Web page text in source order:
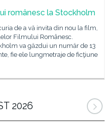
românesc la Stockholm
de a vă invita din nou la film,
Filmului Românesc.
va găzdui un număr de 13
fie ele lungmetraje de ficţiune
2026